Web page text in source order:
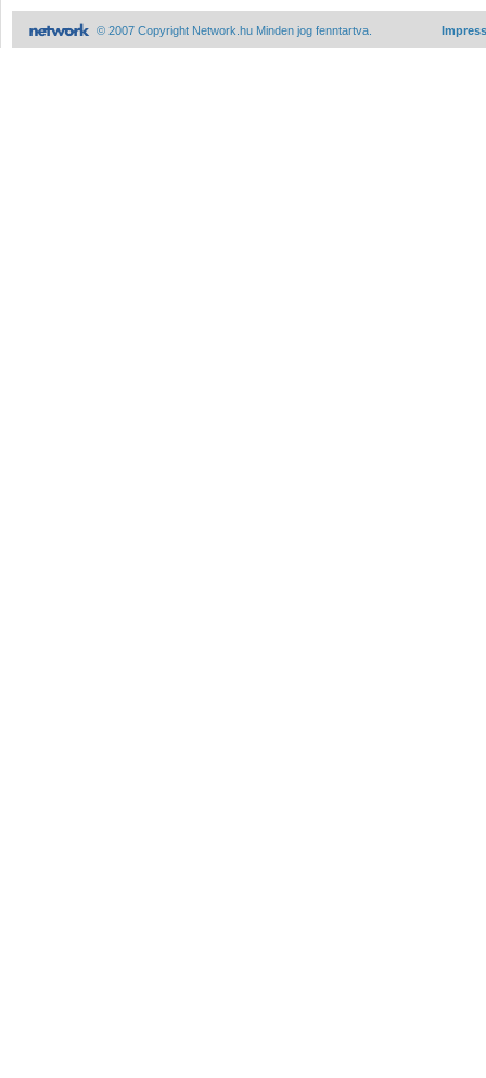
© 2007 Copyright Network.hu Minden jog fenntartva.